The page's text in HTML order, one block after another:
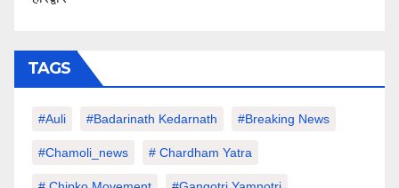
TAGS
#auli #Badarinath Kedarnath #Breaking News
#chamoli_news # Chardham Yatra